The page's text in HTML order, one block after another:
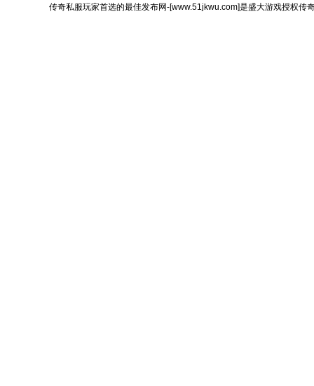
传奇私服玩家首选的最佳发布网-[www.51jkwu.com]是盛大游戏授权传